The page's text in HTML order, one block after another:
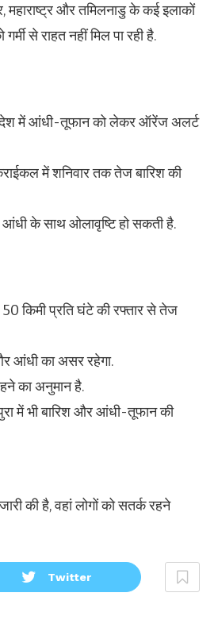
महाराष्ट्र और तमिलनाडु के कई इलाकों
से राहत नहीं मिल पा रही है.
में आंधी-तूफान को लेकर ऑरेंज अलर्ट
में शनिवार तक तेज बारिश की
आंधी के साथ ओलावृष्टि हो सकती है.
किमी प्रति घंटे की रफ्तार से तेज
आंधी का असर रहेगा.
का अनुमान है.
में भी बारिश और आंधी-तूफान की
की है, वहां लोगों को सतर्क रहने
Twitter